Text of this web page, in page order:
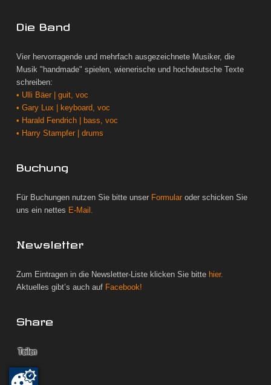
Die Band
Vier hervorragende und mehrfach ausgezeichnete Musiker, die
Musik "handmade" spielen, wienerische und hochdeutsche Texte
schreiben:
• Ulli Bäer | guit, voc
• Gary Lux | keyboard, voc
• Harald Fendrich | bass, voc
• Harry Stampfer | drums
Buchung
Für Buchungen nutzen Sie bitte unser Formular oder schicken Sie
uns ein nettes E-Mail.
Newsletter
Zum Eintragen in die Newsletter-Liste klicken Sie bitte hier.
Aktuelles gibt’s auch auf Facebook!
Share